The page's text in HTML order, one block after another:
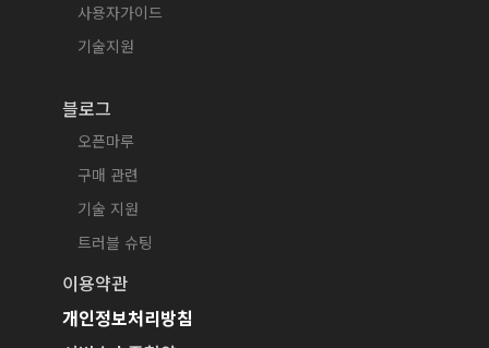
사용자가이드
기술지원
블로그
오픈마루
구매 관련
기술 지원
트러블 슈팅
이용약관
개인정보처리방침